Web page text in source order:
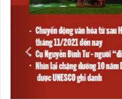
Previous